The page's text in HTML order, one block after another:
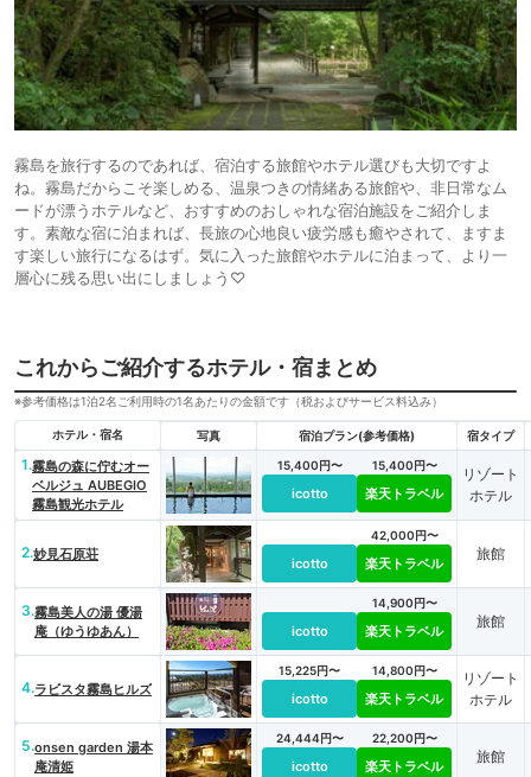
霧島を旅行するのであれば、宿泊する旅館やホテル選びも大切ですよ
ね。霧島だからこそ楽しめる、温泉つきの情緒ある旅館や、非日常なム
ードが漂うホテルなど、おすすめのおしゃれな宿泊施設をご紹介しま
す。素敵な宿に泊まれば、長旅の心地良い疲労感も癒やされて、ますま
す楽しい旅行になるはず。気に入った旅館やホテルに泊まって、より一
層心に残る思い出にしましょう♡
これからご紹介するホテル・宿まとめ
※参考価格は1泊2名ご利用時の1名あたりの金額です（税およびサービス料込み）
ホテル・宿名 写真 宿泊プラン(参考価格) 宿タイプ
1.霧島の森に佇むオー
ベルジュ AUBEGIO
霧島観光ホテル
15,400円〜
icotto
15,400円〜
楽天トラベル
リゾート
ホテル
2.妙見石原荘
icotto
42,000円〜
楽天トラベル
旅館
3.霧島美人の湯 優湯
庵（ゆうゆあん）
icotto
14,900円〜
楽天トラベル
旅館
4.ラビスタ霧島ヒルズ
15,225円〜
icotto
14,800円〜
楽天トラベル
リゾート
ホテル
5.onsen garden 湯本
庵清姫
24,444円〜
icotto
22,200円〜
楽天トラベル
旅館